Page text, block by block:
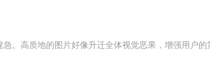
。高质地的图片好像升迁全体视觉恶果，增强用户